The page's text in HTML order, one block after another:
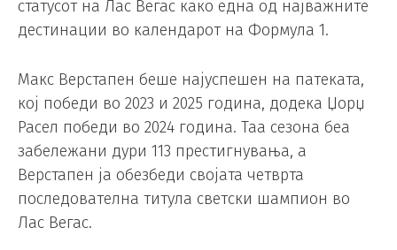
статусот на Лас Вегас како една од најважните
дестинации во календарот на Формула 1.
Макс Верстапен беше најуспешен на патеката,
кој победи во 2023 и 2025 година, додека Џорџ
Расел победи во 2024 година. Таа сезона беа
забележани дури 113 престигнувања, а
Верстапен ја обезбеди својата четврта
последователна титула светски шампион во
Лас Вегас.